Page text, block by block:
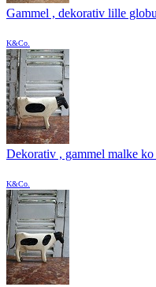
Gammel , dekorativ lille
K&Co.
Dekorativ , gammel malke
K&Co.